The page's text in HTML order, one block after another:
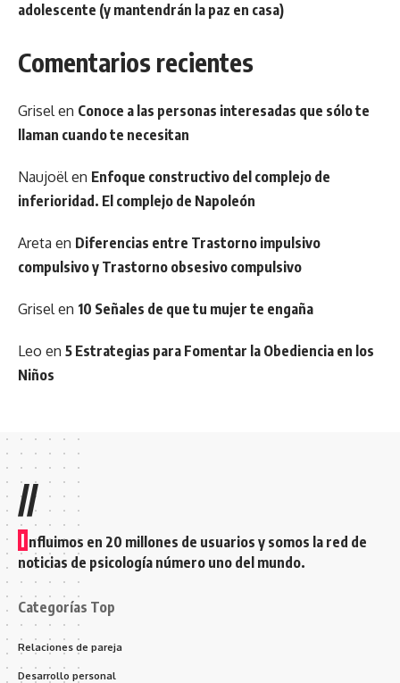
adolescente (y mantendrán la paz en casa)
Comentarios recientes
Grisel en Conoce a las personas interesadas que sólo te
llaman cuando te necesitan
Naujoël en Enfoque constructivo del complejo de
inferioridad. El complejo de Napoleón
Areta en Diferencias entre Trastorno impulsivo
compulsivo y Trastorno obsesivo compulsivo
Grisel en 10 Señales de que tu mujer te engaña
Leo en 5 Estrategias para Fomentar la Obediencia en los
Niños
//
I nfluimos en 20 millones de usuarios y somos la red de
noticias de psicología número uno del mundo.
Categorías Top
Relaciones de pareja
Desarrollo personal